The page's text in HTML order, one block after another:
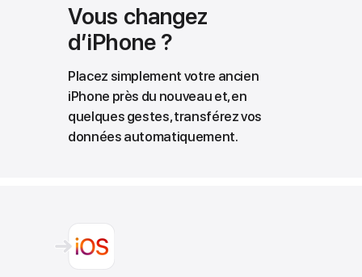
Vous changez
d’iPhone ?
Placez simplement votre ancien
iPhone près du nouveau et, en
quelques gestes, transférez vos
données automatiquement.